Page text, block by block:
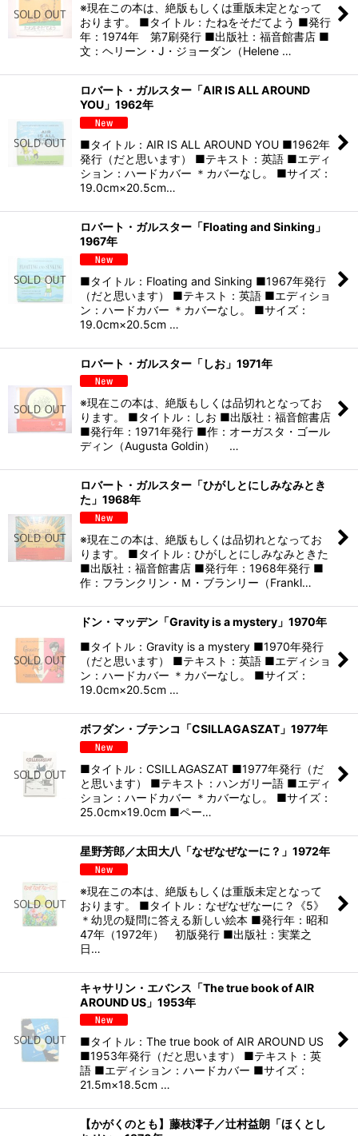
※現在この本は、絶版もしくは重版未定となって
おります。 ■タイトル：たねをそだてよう ■発行
年：1974年 第7刷発行 ■出版社：福音館書店 ■
文：ヘリーン・J・ジョーダン（Helene …
ロバート・ガルスター「AIR IS ALL AROUND
YOU」1962年
■タイトル：AIR IS ALL AROUND YOU ■1962年
発行（だと思います） ■テキスト：英語 ■エディ
ション：ハードカバー ＊カバーなし。 ■サイズ：
19.0cm×20.5cm…
ロバート・ガルスター「Floating and Sinking」
1967年
■タイトル：Floating and Sinking ■1967年発行
（だと思います） ■テキスト：英語 ■エディショ
ン：ハードカバー ＊カバーなし。 ■サイズ：
19.0cm×20.5cm …
ロバート・ガルスター「しお」1971年
※現在この本は、絶版もしくは品切れとなってお
ります。 ■タイトル：しお ■出版社：福音館書店
■発行年：1971年発行 ■作：オーガスタ・ゴール
ディン（Augusta Goldin） …
ロバート・ガルスター「ひがしとにしみなみとき
た」1968年
※現在この本は、絶版もしくは品切れとなってお
ります。 ■タイトル：ひがしとにしみなみときた
■出版社：福音館書店 ■発行年：1968年発行 ■
作：フランクリン・Ｍ・ブランリー（Frankl…
ドン・マッデン「Gravity is a mystery」1970年
■タイトル：Gravity is a mystery ■1970年発行
（だと思います） ■テキスト：英語 ■エディショ
ン：ハードカバー ＊カバーなし。 ■サイズ：
19.0cm×20.5cm …
ボフダン・ブテンコ「CSILLAGASZAT」1977年
■タイトル：CSILLAGASZAT ■1977年発行（だ
と思います） ■テキスト：ハンガリー語 ■エディ
ション：ハードカバー ＊カバーなし。 ■サイズ：
25.0cm×19.0cm ■ペー…
星野芳郎／太田大八「なぜなぜなーに？」1972年
※現在この本は、絶版もしくは重版未定となって
おります。 ■タイトル：なぜなぜなーに？《5》
＊幼児の疑問に答える新しい絵本 ■発行年：昭和
47年（1972年） 初版発行 ■出版社：実業之
日…
キャサリン・エバンス「The true book of AIR
AROUND US」1953年
■タイトル：The true book of AIR AROUND US
■1953年発行（だと思います） ■テキスト：英
語 ■エディション：ハードカバー ■サイズ：
21.5m×18.5cm …
【かがくのとも】藤枝澪子／辻村益朗「ほくとし